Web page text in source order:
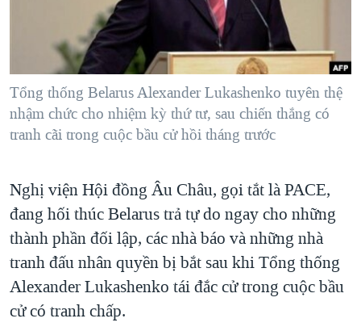
NGƯỜI VIỆT HẢI NGOẠI
ĐỜI SỐNG
KINH TẾ
KHOA HỌC
SỨC KHOẺ
THỂ THAO
GIÁO DỤC
HÀNH TRÌNH BẦU CỬ 2024
MỘT NĂM CHIẾN TRANH TẠI DẢI GAZA
GIẢI MÃ VÀNH ĐAI & CON ĐƯỜNG
NGÀY TỊ NẠN THẾ GIỚI
GROUND ZERO – XƯA VÀ NAY
CHI PHÍ CHIẾN TRANH AFGHANISTAN
CÁC GIÁ TRỊ CỘNG HÒA Ở VIỆT NAM
THƯỢNG ĐỈNH TRUMP-KIM TẠI VIỆT NAM
TRỊNH VĨNH BÌNH VS. CHÍNH PHỦ VIỆT NAM
NGƯ DÂN VIỆT VÀ LÀN SÓNG TRỘM HẢI SÂM
MẠNG XÃ HỘI
Tổng thống Belarus Alexander Lukashenko tuyên thệ
nhậm chức cho nhiệm kỳ thứ tư, sau chiến thắng có
tranh cãi trong cuộc bầu cử hồi tháng trước
Nghị viện Hội đồng Âu Châu, gọi tắt là PACE,
đang hối thúc Belarus trả tự do ngay cho những
thành phần đối lập, các nhà báo và những nhà
tranh đấu nhân quyền bị bắt sau khi Tổng thống
Alexander Lukashenko tái đắc cử trong cuộc bầu
cử có tranh chấp.